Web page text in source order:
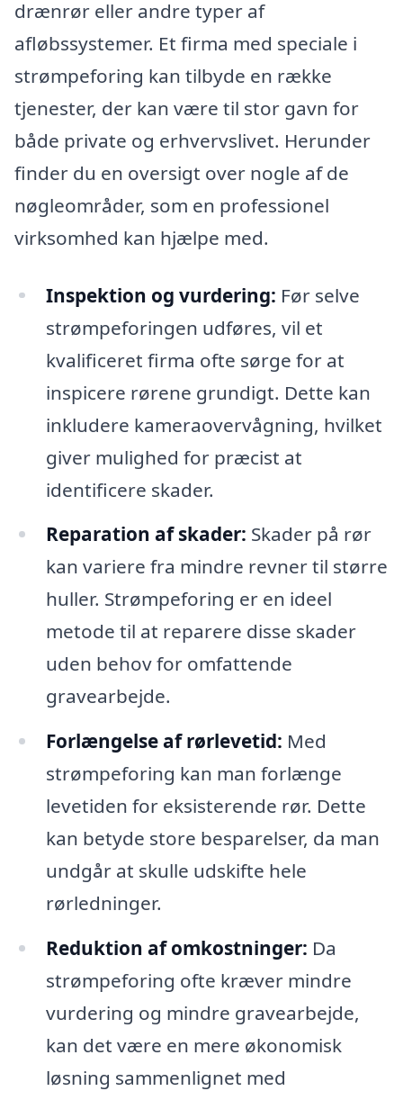
drænrør eller andre typer af
afløbssystemer. Et firma med speciale i
strømpeforing kan tilbyde en række
tjenester, der kan være til stor gavn for
både private og erhvervslivet. Herunder
finder du en oversigt over nogle af de
nøgleområder, som en professionel
virksomhed kan hjælpe med.
Inspektion og vurdering: Før selve
strømpeforingen udføres, vil et
kvalificeret firma ofte sørge for at
inspicere rørene grundigt. Dette kan
inkludere kameraovervågning, hvilket
giver mulighed for præcist at
identificere skader.
Reparation af skader: Skader på rør
kan variere fra mindre revner til større
huller. Strømpeforing er en ideel
metode til at reparere disse skader
uden behov for omfattende
gravearbejde.
Forlængelse af rørlevetid: Med
strømpeforing kan man forlænge
levetiden for eksisterende rør. Dette
kan betyde store besparelser, da man
undgår at skulle udskifte hele
rørledninger.
Reduktion af omkostninger: Da
strømpeforing ofte kræver mindre
vurdering og mindre gravearbejde,
kan det være en mere økonomisk
løsning sammenlignet med